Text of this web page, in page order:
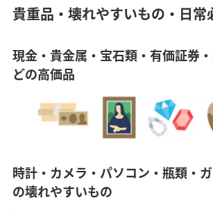
貴重品・壊れやすいもの・日常
現金・貴金属・宝石類・有価証券
どの高価品
時計・カメラ・パソコン・瓶類・
の壊れやすいもの